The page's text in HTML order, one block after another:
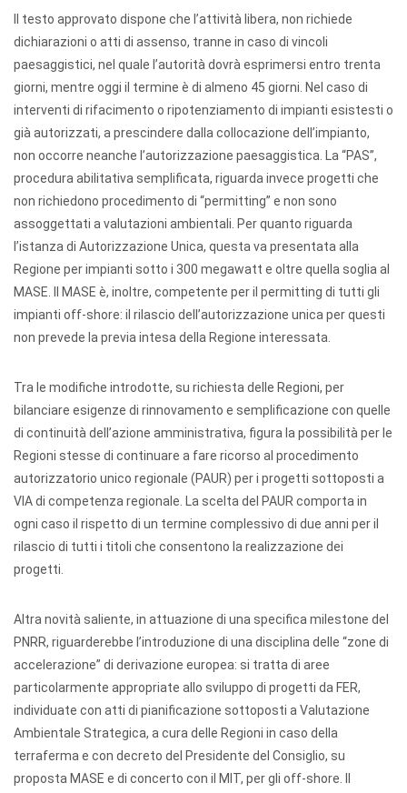
Il testo approvato dispone che l’attività libera, non richiede
dichiarazioni o atti di assenso, tranne in caso di vincoli
paesaggistici, nel quale l’autorità dovrà esprimersi entro trenta
giorni, mentre oggi il termine è di almeno 45 giorni. Nel caso di
interventi di rifacimento o ripotenziamento di impianti esistesti o
già autorizzati, a prescindere dalla collocazione dell’impianto,
non occorre neanche l’autorizzazione paesaggistica. La “PAS”,
procedura abilitativa semplificata, riguarda invece progetti che
non richiedono procedimento di “permitting” e non sono
assoggettati a valutazioni ambientali. Per quanto riguarda
l’istanza di Autorizzazione Unica, questa va presentata alla
Regione per impianti sotto i 300 megawatt e oltre quella soglia al
MASE. Il MASE è, inoltre, competente per il permitting di tutti gli
impianti off-shore: il rilascio dell’autorizzazione unica per questi
non prevede la previa intesa della Regione interessata.
Tra le modifiche introdotte, su richiesta delle Regioni, per
bilanciare esigenze di rinnovamento e semplificazione con quelle
di continuità dell’azione amministrativa, figura la possibilità per le
Regioni stesse di continuare a fare ricorso al procedimento
autorizzatorio unico regionale (PAUR) per i progetti sottoposti a
VIA di competenza regionale. La scelta del PAUR comporta in
ogni caso il rispetto di un termine complessivo di due anni per il
rilascio di tutti i titoli che consentono la realizzazione dei
progetti.
Altra novità saliente, in attuazione di una specifica milestone del
PNRR, riguarderebbe l’introduzione di una disciplina delle “zone di
accelerazione” di derivazione europea: si tratta di aree
particolarmente appropriate allo sviluppo di progetti da FER,
individuate con atti di pianificazione sottoposti a Valutazione
Ambientale Strategica, a cura delle Regioni in caso della
terraferma e con decreto del Presidente del Consiglio, su
proposta MASE e di concerto con il MIT, per gli off-shore. Il